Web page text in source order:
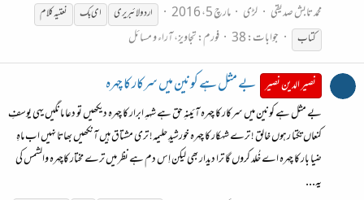
محمد تابش صدیقی
لڑی مارچ 5، 2016 اردو لائبریری ای بک نعتیہکلام
کتاب
جوابات: 38 فورم:تجاویز، آراء و مسائل
نصیر الدین نصیر بے مثل ہے کونین میں سرکار کا چہرہ
بے مثل ہے کونین میں سرکار کا چہرہ آئینہِ حق ہے شہہِ ابرار کا چہرہ دیکھیں تو دعا مانگیں یہی یوسفِ
کنعاں تکتا رہوں خالق ! ترے شہکار کا چہرہ خورشیدِ حلیمہ! تری مشتاق ہیں آنکھیں بھاتا نہیں اب ماہِ
ضیا بار کا چہرہ اے خُلد کروں گا ترا دیدار بھی لیکن اِس دم ہے نظر میں ترے مختار کاچہرہ والشمس کی
یہ...